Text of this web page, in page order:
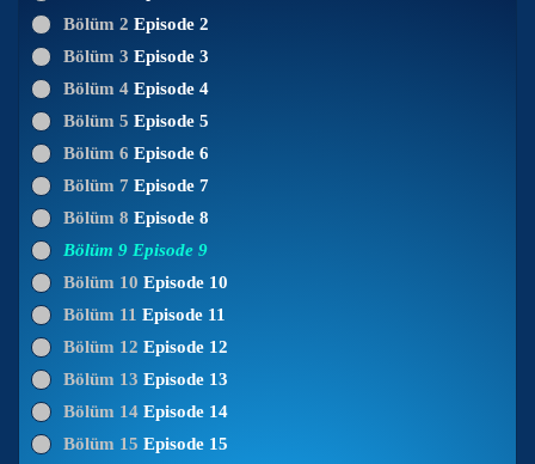
Bölüm 2 Episode 2
Bölüm 3 Episode 3
Bölüm 4 Episode 4
Bölüm 5 Episode 5
Bölüm 6 Episode 6
Bölüm 7 Episode 7
Bölüm 8 Episode 8
Bölüm 9 Episode 9
Bölüm 10 Episode 10
Bölüm 11 Episode 11
Bölüm 12 Episode 12
Bölüm 13 Episode 13
Bölüm 14 Episode 14
Bölüm 15 Episode 15